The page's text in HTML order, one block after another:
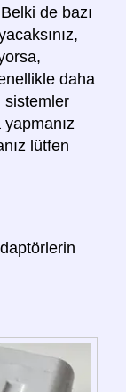
de bazı
daha
sistemler
lütfen